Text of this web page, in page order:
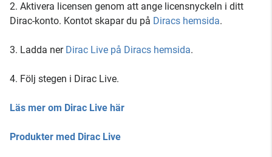
2. Aktivera licensen genom att ange licensnyckeln i ditt
Dirac-konto. Kontot skapar du på Diracs hemsida.
3. Ladda ner Dirac Live på Diracs hemsida.
4. Följ stegen i Dirac Live.
Läs mer om Dirac Live här
Produkter med Dirac Live